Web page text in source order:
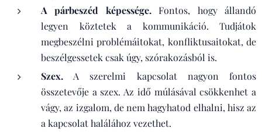
A párbeszéd képessége.Fontos, hogy állandó
legyen köztetek a kommunikáció. Tudjátok
megbeszélni problémáitokat, konfliktusaitokat, de
beszélgessetek csak úgy, szórakozásból is.
Szex. A szerelmi kapcsolat nagyon fontos
összetevője a szex. Az idő múlásával csökkenhet a
vágy, az izgalom, de nem hagyhatod elhalni, hisz az
a kapcsolat halálához vezethet.